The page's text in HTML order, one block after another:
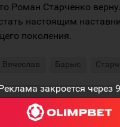
закроется через 9
Роман Старченко
настоящим
поколения.
Вячеслав Барыс